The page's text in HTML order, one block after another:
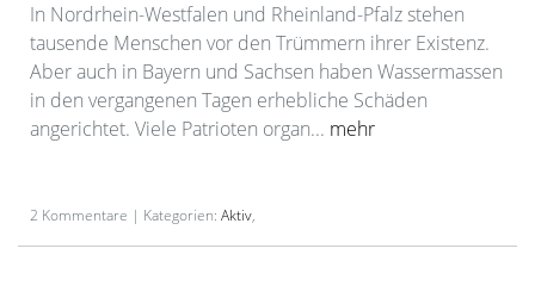
In Nordrhein-Westfalen und Rheinland-Pfalz stehen
tausende Menschen vor den Trümmern ihrer Existenz.
Aber auch in Bayern und Sachsen haben Wassermassen
in den vergangenen Tagen erhebliche Schäden
angerichtet. Viele Patrioten organ... mehr
2 Kommentare | Kategorien: Aktiv,